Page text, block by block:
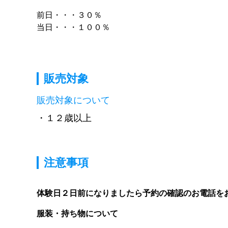
前日・・・３０％
当日・・・１００％
販売対象
販売対象について
１２歳以上
注意事項
体験日２日前になりましたら予約の確認のお電話を
服装・持ち物について